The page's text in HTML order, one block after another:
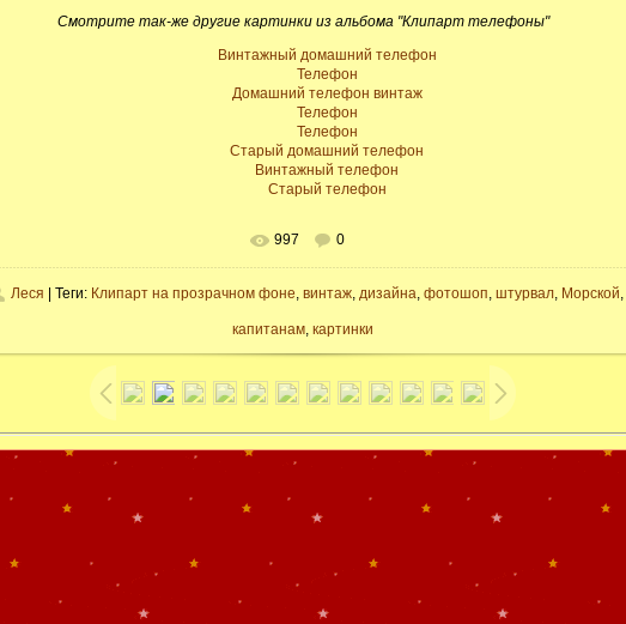
Смотрите так-же другие картинки из альбома "Клипарт телефоны"
Винтажный домашний телефон
Телефон
Домашний телефон винтаж
Телефон
Телефон
Старый домашний телефон
Винтажный телефон
Старый телефон
997 0
Леся | Теги: Клипарт на прозрачном фоне, винтаж, дизайна, фотошоп, штурвал, Морской,
капитанам, картинки